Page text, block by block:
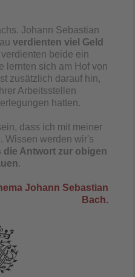
Johann Sebastian
verdienten viel Geld
beide ein
lernten sich am Hof von
zusätzlich darauf hin,
Arbeitsstellen
hatten.
dass ich mit meiner
Wissen werden wir's
die Antwort zur obigen
.
Johann Sebastian
Bach.